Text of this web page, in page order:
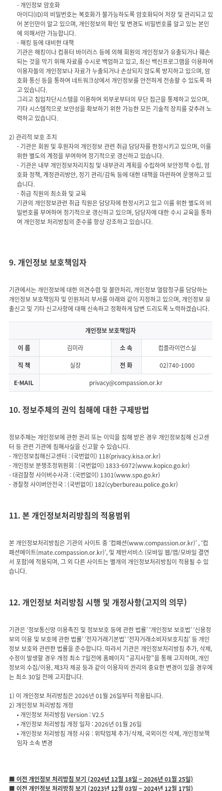
- 개인정보 암호화
아이디(ID)의 비밀번호는 복호화가 불가능하도록 암호화되어 저장 및 관리되고 있
어 본인만이 알고 있으며, 개인정보의 확인 및 변경도 비밀번호를 알고 있는 본인
에 의해서만 가능합니다.
- 해킹 등에 대비한 대책
기관은 해킹이나 컴퓨터 바이러스 등에 의해 회원의 개인정보가 유출되거나 훼손
되는 것을 막기 위해 자료를 수시로 백업하고 있고, 최신 백신프로그램을 이용하여
이용자들의 개인정보나 자료가 누출되거나 손상되지 않도록 방지하고 있으며, 암
호화 통신 등을 통하여 네트워크상에서 개인정보를 안전하게 전송할 수 있도록 하
고 있습니다.
그리고 침입차단시스템을 이용하여 외부로부터의 무단 접근을 통제하고 있으며,
기타 시스템적으로 보안성을 확보하기 위한 가능한 모든 기술적 장치를 갖추려 노
력하고 있습니다.
- 기관은 회원 및 후원자의 개인정보 관련 취급 담당자를 한정시키고 있으며, 이를
위한 별도의 계정을 부여하여 정기적으로 갱신하고 있습니다.
- 기관은 내부 개인정보처리지침 및 내부관리 계획을 수립하여 보안정책 수립, 암
호화 정책, 계정관리방안, 정기 관리/감독 등에 대한 대책을 마련하여 운영하고 있
습니다.
- 취급 직원의 최소화 및 교육
기관의 개인정보관련 취급 직원은 담당자에 한정시키고 있고 이를 위한 별도의 비
밀번호를 부여하여 정기적으로 갱신하고 있으며, 담당자에 대한 수시 교육을 통하
여 개인정보 처리방침의 준수를 항상 강조하고 있습니다.
9. 개인정보 보호책임자
기관에서는 개인정보에 대한 의견수렴 및 불만처리, 개인정보 열람청구를 담당하는
개인정보 보호책임자 및 민원처리 부서를 아래와 같이 지정하고 있으며, 개인정보 유
출신고 및 기타 신고사항에 대해 신속하고 정확하게 답변 드리도록 노력하겠습니다.
개인정보 보호책임자
이 름
김미라 소 속
컴플라이언스실
직 책
실장 전 화
02)740-1000
E-MAIL
privacy@compassion.or.kr
10. 정보주체의 권익 침해에 대한 구제방법
정보주체는 개인정보에 관한 권리 또는 이익을 침해 받은 경우 개인정보침해 신고센
터 등 관련 기관에 침해사실을 신고할 수 있습니다.
- 개인정보침해신고센터 : (국번없이) 118(privacy.kisa.or.kr)
- 개인정보 분쟁조정위원회 : (국번없이) 1833-6972(www.kopico.go.kr)
- 대검찰청 사이버수사과 : (국번없이) 1301(www.spo.go.kr)
11. 본 개인정보처리방침의 적용범위
본 개인정보처리방침은 기관의 사이트 중 ‘컴패션(www.compassion.or.kr)’ , ‘컴
패션메이트(mate.compassion.or.kr)’, 및 제반서비스 (모바일 웹/앱/모바일 결연
서 포함)에 적용되며, 그 외 다른 사이트는 별개의 개인정보처리방침이 적용될 수 있
습니다.
12. 개인정보 처리방침 시행 및 개정사항(고지의 의무)
기관은 ‘정보통신망 이용촉진 및 정보보호 등에 관한 법률’ ‘개인정보 보호법’ ‘신용정
보의 이용 및 보호에 관한 법률’ ‘전자거래기본법’ ‘전자거래소비자보호지침’ 등 개인
정보 보호와 관련한 법률을 준수합니다. 따라서 기관은 개인정보처리방침 추가, 삭제,
수정이 발생할 경우 개정 최소 7일전에 홈페이지 “공지사항”을 통해 고지하며, 개인
정보의 수집/이용, 제3자 제공 등과 같이 이용자의 권리의 중요한 변경이 있을 경우에
는 최소 30일 전에 고지합니다.
1) 이 개인정보 처리방침은 2026년 01월 26일부터 적용됩니다.
• 개인정보 처리방침 Version : V2.5
• 개인정보 처리방침 개정 일자 : 2026년 01월 26일
• 개인정보 처리방침 개정 사유 : 위탁업체 추가/삭제, 국외이전 삭제, 개인정보책
임자 소속 변경
■ 이전 개인정보 처리방침 보기 (2024년 12월 18일 ~ 2026년 01월 25일)
■ 이전 개인정보 처리방침 보기 (2023년 12월 03일 ~ 2024년 12월 17일)